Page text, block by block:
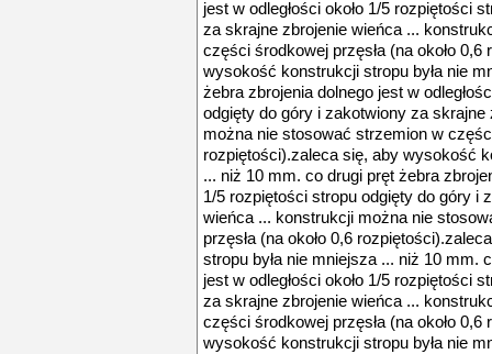
jest w odległości około 1/5 rozpiętości
za skrajne zbrojenie wieńca ...
części środkowej przęsła (na około
wysokość konstrukcji stropu była nie
żebra zbrojenia dolnego jest w
odgięty do góry i zakotwiony za
można nie stosować strzemion w
rozpiętości).zaleca się, aby wysokość
... niż 10 mm. co drugi pręt żebra
1/5 rozpiętości stropu odgięty do góry i
wieńca ... konstrukcji można nie
przęsła (na około 0,6
stropu była nie mniejsza ... niż 10 mm.
jest w odległości około 1/5 rozpiętości
za skrajne zbrojenie wieńca ...
części środkowej przęsła (na około
wysokość konstrukcji stropu była nie